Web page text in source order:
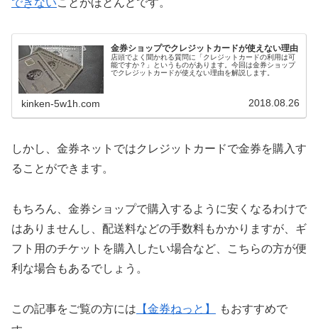
できないことがほとんどです。
金券ショップでクレジットカードが使えない理由
店頭でよく聞かれる質問に「クレジットカードの利用は可
能ですか？」というものがあります。今回は金券ショップ
でクレジットカードが使えない理由を解説します。
kinken-5w1h.com 2018.08.26
しかし、金券ネットではクレジットカードで金券を購入す
ることができます。
もちろん、金券ショップで購入するように安くなるわけで
はありませんし、配送料などの手数料もかかりますが、ギ
フト用のチケットを購入したい場合など、こちらの方が便
利な場合もあるでしょう。
この記事をご覧の方には 【金券ねっと】
もおすすめで